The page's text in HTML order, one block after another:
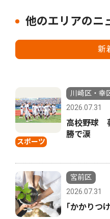
他のエリアのニ
新
スポーツ
川崎区・幸
2026.07.31
高校野球
勝で涙
宮前区
2026.07.31
｢かかりつ